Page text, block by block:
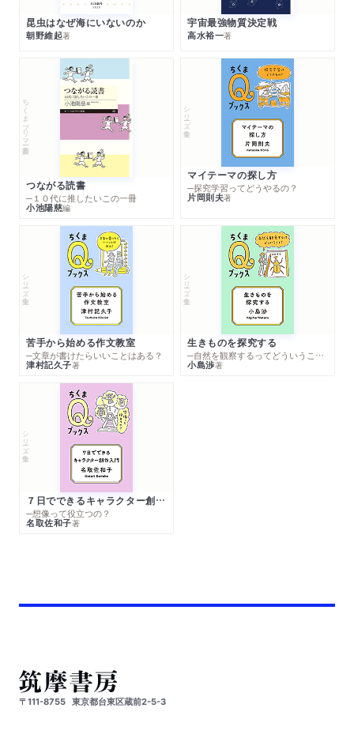
昆虫はなぜ海にいないのか
朝野維起著
宇宙最強物質決定戦
高水裕一著
ちくまプリマー新書
つながる読書
─１０代に推したいこの一冊
小池陽慈編
シリーズ・全集
マイテーマの探し方
─探究学習ってどうやるの？
片岡則夫著
シリーズ・全集
苦手から始める作文教室
─文章が書けたらいいことはある？
津村記久子著
シリーズ・全集
生きものを探究する
─自然を観察するってどういうこと？
小島渉著
シリーズ・全集
７日でできるキャラクター創作入門
─想像って役立つの？
名取佐和子著
〒111-8755 東京都台東区蔵前2-5-3